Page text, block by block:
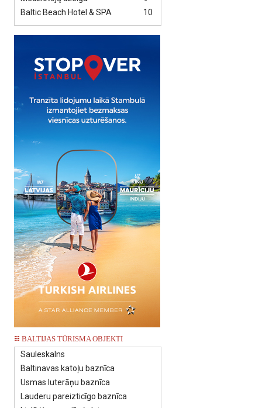
10
Baltic Beach Hotel & SPA
BALTIJAS TŪRISMA OBJEKTI
Sauleskalns
Baltinavas katoļu baznīca
Usmas luterāņu baznīca
Lauderu pareizticīgo baznīca